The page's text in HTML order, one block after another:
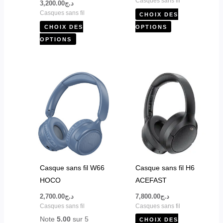
د.ج3,200.00
Casques sans fil
CHOIX DES
OPTIONS
du
produit
CHOIX DES
OPTIONS
page
du
produit
Casque sans fil W66
HOCO
د.ج2,700.00
Casques sans fil
Note5.00 sur 5
Ce
produit
plusieurs
variations.
Les
options
Casque sans fil H6
ACEFAST
د.ج7,800.00
Casques sans fil
CHOIX DES
Ce
produit
plusieurs
variations.
Les
options
la